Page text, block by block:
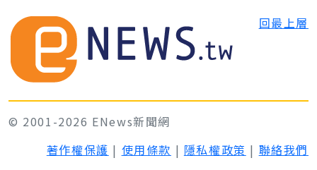
回最上層
© 2001-2026 ENews新聞網
著作權保護 | 使用條款 | 隱私權政策 | 聯絡我們